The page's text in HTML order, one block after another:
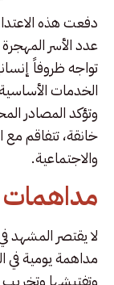
دفعت هذه
تواجه ظروفاً
الخدمات
وتؤكد المصادر
خانقة، تتفاقم مع
والاجتماعية.
مداهمات
لا يقتصر المشهد
مداهمة يومية في